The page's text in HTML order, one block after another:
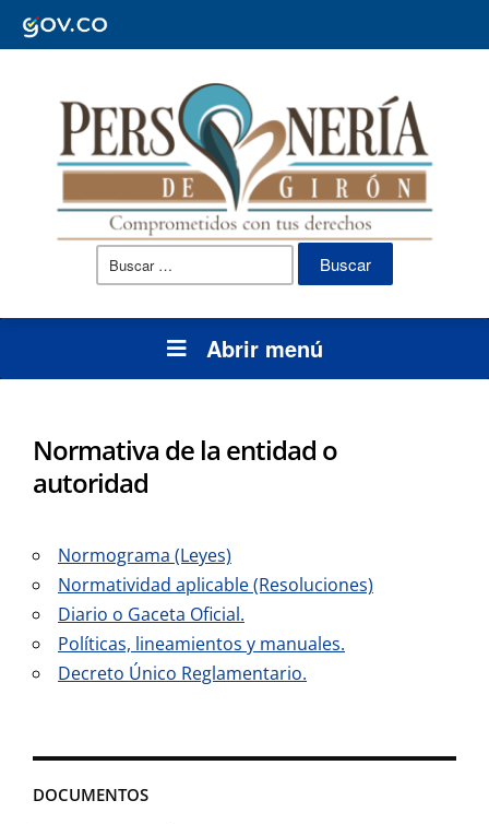
Buscar:
Abrir menú
DOCUMENTOS
Normativa de la entidad o
autoridad
Normograma (Leyes)
Normatividad aplicable (Resoluciones)
Diario o Gaceta Oficial.
Políticas, lineamientos y manuales.
Decreto Único Reglamentario.